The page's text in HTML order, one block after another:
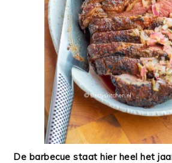
De barbecue staat hier heel het